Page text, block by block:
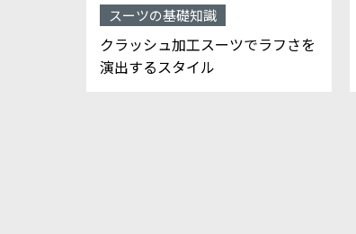
スーツの基礎知識
クラッシュ加工スーツでラフさを
演出するスタイル